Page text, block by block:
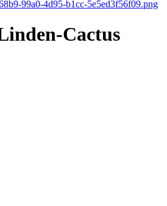
Cactus